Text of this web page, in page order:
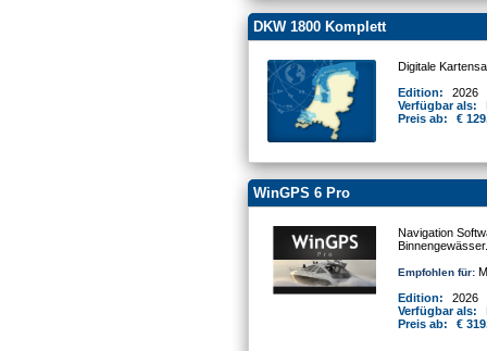
DKW 1800 Komplett
Digitale
Edition:
2026
Verfügbar als:
Preis ab:
€
WinGPS 6 Pro
Navigation
Binnengewässer.
Empfohlen für:
Edition:
2026
Verfügbar als:
Preis ab:
€